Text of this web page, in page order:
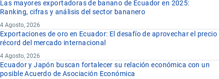
Las mayores exportadoras de banano de Ecuador en 2025:
Ranking, cifras y análisis del sector bananero
4 Agosto, 2026
Exportaciones de oro en Ecuador: El desafío de aprovechar el precio
récord del mercado internacional
4 Agosto, 2026
Ecuador y Japón buscan fortalecer su relación económica con un
posible Acuerdo de Asociación Económica